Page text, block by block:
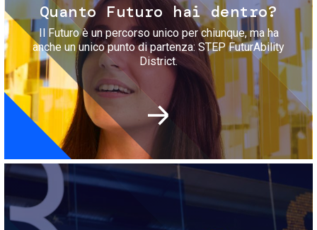
Quanto Futuro hai dentro?
Il Futuro è un percorso unico per chiunque, ma ha
anche un unico punto di partenza: STEP FuturAbility
District.
Immagine